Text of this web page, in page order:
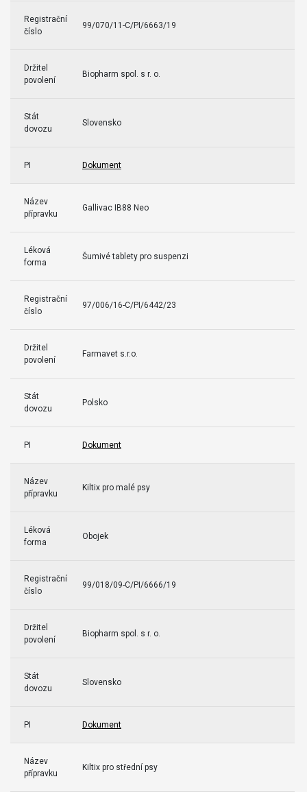
Registrační
číslo
99/070/11-C/PI/6663/19
Držitel
povolení
Biopharm spol. s r. o.
Stát
dovozu
Slovensko
PI Dokument
Název
přípravku
Gallivac IB88 Neo
Léková
forma
Šumivé tablety pro suspenzi
Registrační
číslo
97/006/16-C/PI/6442/23
Držitel
povolení
Farmavet s.r.o.
Stát
dovozu
Polsko
PI Dokument
Název
přípravku
Kiltix pro malé psy
Léková
forma
Obojek
Registrační
číslo
99/018/09-C/PI/6666/19
Držitel
povolení
Biopharm spol. s r. o.
Stát
dovozu
Slovensko
PI Dokument
Název
přípravku
Kiltix pro střední psy